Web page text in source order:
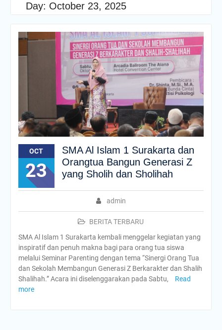
Day: October 23, 2025
OCT
23
SMA Al Islam 1 Surakarta dan
Orangtua Bangun Generasi Z
yang Sholih dan Sholihah
admin
BERITA TERBARU
SMA Al Islam 1 Surakarta kembali menggelar kegiatan yang
inspiratif dan penuh makna bagi para orang tua siswa
melalui Seminar Parenting dengan tema “Sinergi Orang Tua
dan Sekolah Membangun Generasi Z Berkarakter dan Shalih
Shalihah.” Acara ini diselenggarakan pada Sabtu,
Read
more